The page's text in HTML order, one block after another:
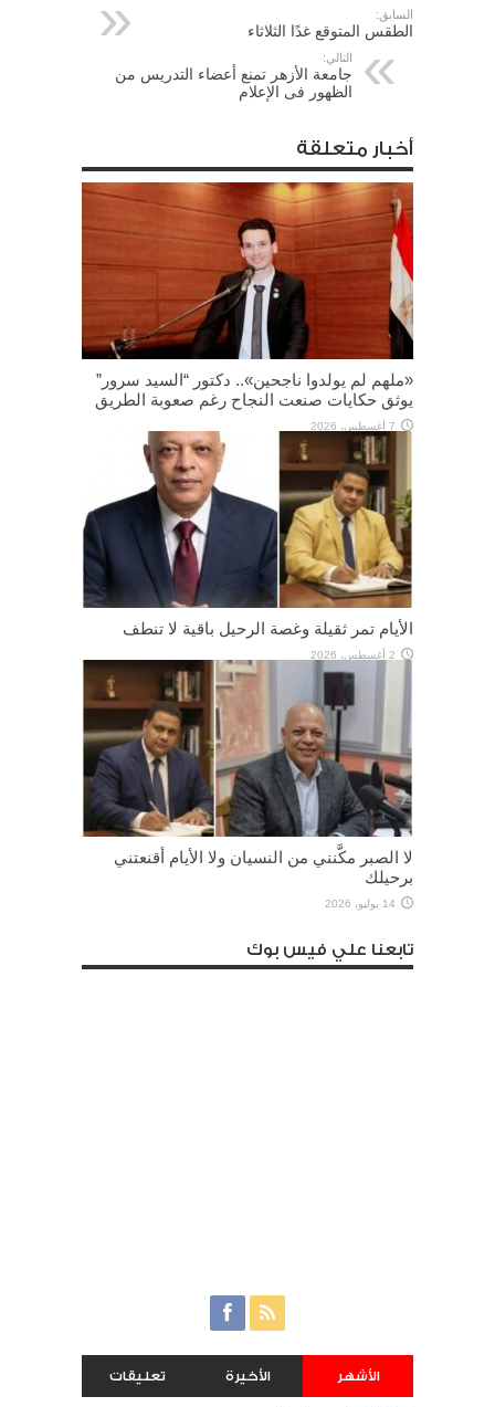
السابق:
الطقس المتوقع غدًا الثلاثاء
التالي:
جامعة الأزهر تمنع أعضاء التدريس من
الظهور فى الإعلام
أخبار متعلقة
«ملهم لم يولدوا ناجحين».. دكتور “السيد سرور”
يوثق حكايات صنعت النجاح رغم صعوبة الطريق
7 أغسطس، 2026
الأيام تمر ثقيلة وغصة الرحيل باقية لا تنطف
2 أغسطس، 2026
لا الصبر مكَّنني من النسيان ولا الأيام أقنعتني
برحيلك
14 يوليو، 2026
تابعنا علي فيس بوك
الأشهر الأخيرة تعليقات